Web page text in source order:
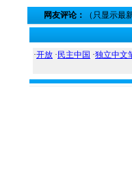
网友评论： （只显示最
·开放 · 民主中国 ·独立中文